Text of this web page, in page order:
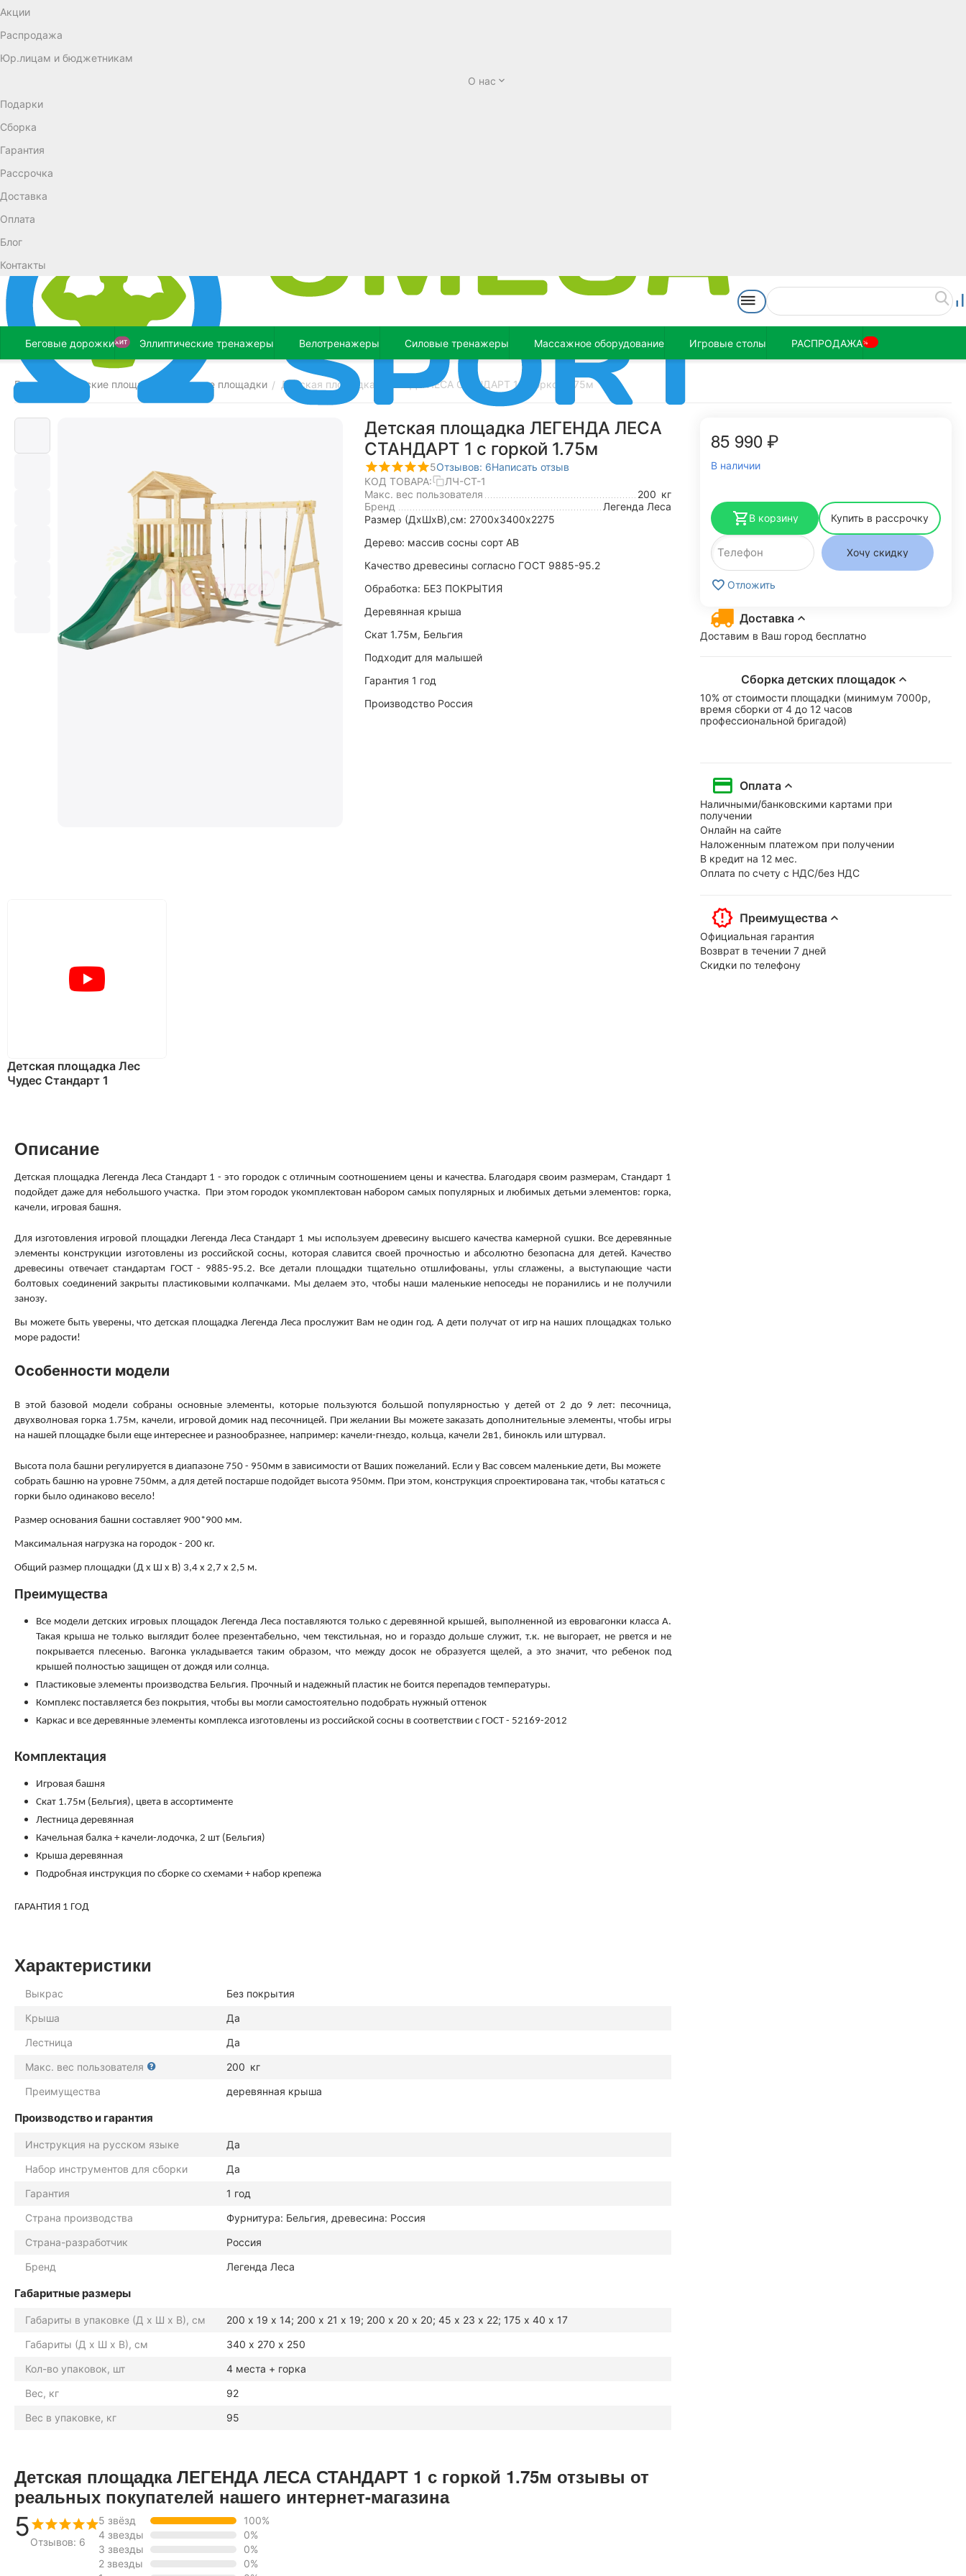
Акции
Распродажа
Юр.лицам и бюджетникам
О нас
Подарки
Сборка
Гарантия
Рассрочка
Доставка
Оплата
Блог
Контакты
Беговые дорожкиХИТ Эллиптические тренажеры Велотренажеры Силовые тренажеры Массажное оборудование Игровые столы РАСПРОДАЖА%
Главная Детские площадки Детские площадки / Детская площадка ЛЕГЕНДА ЛЕСА СТАНДАРТ 1 с горкой 1.75м
Детская площадка ЛЕГЕНДА ЛЕСА
СТАНДАРТ 1 с горкой 1.75м
5Отзывов: 6Написать отзыв
КОД ТОВАРА:
ЛЧ-СТ-1
Макс. вес пользователя
200 кг
Бренд
Легенда Леса
Размер (ДхШхВ),см: 2700х3400х2275
Дерево: массив сосны сорт АВ
Качество древесины согласно ГОСТ 9885-95.2
Обработка: БЕЗ ПОКРЫТИЯ
Деревянная крыша
Скат 1.75м, Бельгия
Подходит для малышей
Гарантия 1 год
Производство Россия
85 990₽
В наличии
В корзину Купить в рассрочку
Хочу скидку
Отложить
Доставка
Доставим в Ваш город бесплатно
Сборка детских площадок
10% от стоимости площадки (минимум 7000р,
время сборки от 4 до 12 часов
профессиональной бригадой)
Оплата
Наличными/банковскими картами при
получении
Онлайн на сайте
Наложенным платежом при получении
В кредит на 12 мес.
Оплата по счету с НДС/без НДС
Преимущества
Официальная гарантия
Возврат в течении 7 дней
Скидки по телефону
Детская площадка Лес
Чудес Стандарт 1
Описание
Детская площадка Легенда Леса Стандарт 1 - это городок с отличным соотношением цены и качества. Благодаря своим размерам, Стандарт 1
подойдет даже для небольшого участка. При этом городок укомплектован набором самых популярных и любимых детьми элементов: горка,
качели, игровая башня.
Для изготовления игровой площадки Легенда Леса Стандарт 1 мы используем древесину высшего качества камерной сушки. Все деревянные
элементы конструкции изготовлены из российской сосны, которая славится своей прочностью и абсолютно безопасна для детей. Качество
древесины отвечает стандартам ГОСТ - 9885-95.2. Все детали площадки тщательно отшлифованы, углы сглажены, а выступающие части
болтовых соединений закрыты пластиковыми колпачками. Мы делаем это, чтобы наши маленькие непоседы не поранились и не получили
занозу.
Вы можете быть уверены, что детская площадка Легенда Леса прослужит Вам не один год. А дети получат от игр на наших площадках только
море радости!
Особенности модели
В этой базовой модели собраны основные элементы, которые пользуются большой популярностью у детей от 2 до 9 лет: песочница,
двухволновая горка 1.75м, качели, игровой домик над песочницей. При желании Вы можете заказать дополнительные элементы, чтобы игры
на нашей площадке были еще интереснее и разнообразнее, например: качели-гнездо, кольца, качели 2в1, бинокль или штурвал.
Высота пола башни регулируется в диапазоне 750 - 950мм в зависимости от Ваших пожеланий. Если у Вас совсем маленькие дети, Вы можете
собрать башню на уровне 750мм, а для детей постарше подойдет высота 950мм. При этом, конструкция спроектирована так, чтобы кататься с
горки было одинаково весело!
Размер основания башни составляет 900*900 мм.
Максимальная нагрузка на городок - 200 кг.
Общий размер площадки (Д х Ш х В) 3,4 х 2,7 х 2,5 м.
Преимущества
Все модели детских игровых площадок Легенда Леса поставляются только с деревянной крышей, выполненной из евровагонки класса А.
Такая крыша не только выглядит более презентабельно, чем текстильная, но и гораздо дольше служит, т.к. не выгорает, не рвется и не
покрывается плесенью. Вагонка укладывается таким образом, что между досок не образуется щелей, а это значит, что ребенок под
крышей полностью защищен от дождя или солнца.
Пластиковые элементы производства Бельгия. Прочный и надежный пластик не боится перепадов температуры.
Комплекс поставляется без покрытия, чтобы вы могли самостоятельно подобрать нужный оттенок
Каркас и все деревянные элементы комплекса изготовлены из российской сосны в соответствии с ГОСТ - 52169-2012
Комплектация
Игровая башня
Скат 1.75м (Бельгия), цвета в ассортименте
Лестница деревянная
Качельная балка + качели-лодочка, 2 шт (Бельгия)
Крыша деревянная
Подробная инструкция по сборке со схемами + набор крепежа
ГАРАНТИЯ 1 ГОД
Характеристики
Выкрас
Без покрытия
Крыша
Да
Лестница
Да
Макс. вес пользователя
200 кг
Преимущества
деревянная крыша
Производство и гарантия
Инструкция на русском языке
Да
Набор инструментов для сборки
Да
Гарантия
1 год
Страна производства
Фурнитура: Бельгия, древесина: Россия
Страна-разработчик
Россия
Бренд
Легенда Леса
Габаритные размеры
Габариты в упаковке (Д х Ш х В), см
200 х 19 х 14; 200 х 21 х 19; 200 х 20 х 20; 45 х 23 х 22; 175 х 40 х 17
Габариты (Д х Ш х В), см
340 х 270 х 250
Кол-во упаковок, шт
4 места + горка
Вес, кг
92
Вес в упаковке, кг
95
Детская площадка ЛЕГЕНДА ЛЕСА СТАНДАРТ 1 с горкой 1.75м отзывы от
реальных покупателей нашего интернет-магазина
5Отзывов: 6
5 звёзд
100%
4 звезды
0%
3 звезды
0%
2 звезды
0%